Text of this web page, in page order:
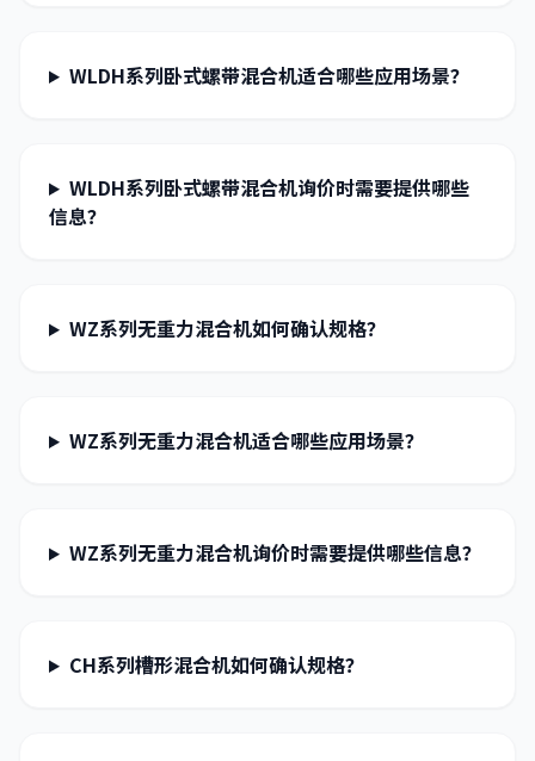
WLDH系列卧式螺带混合机适合哪些应用场景？
WLDH系列卧式螺带混合机询价时需要提供哪些
信息？
WZ系列无重力混合机如何确认规格？
WZ系列无重力混合机适合哪些应用场景？
WZ系列无重力混合机询价时需要提供哪些信息？
CH系列槽形混合机如何确认规格？